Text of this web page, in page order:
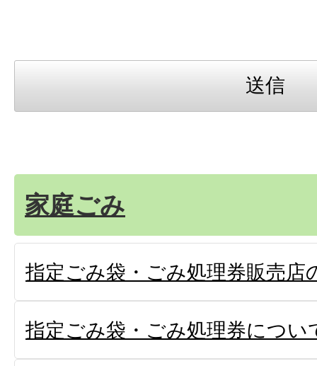
家庭ごみ
指定ごみ袋・ごみ処理券販売店
指定ごみ袋・ごみ処理券につい